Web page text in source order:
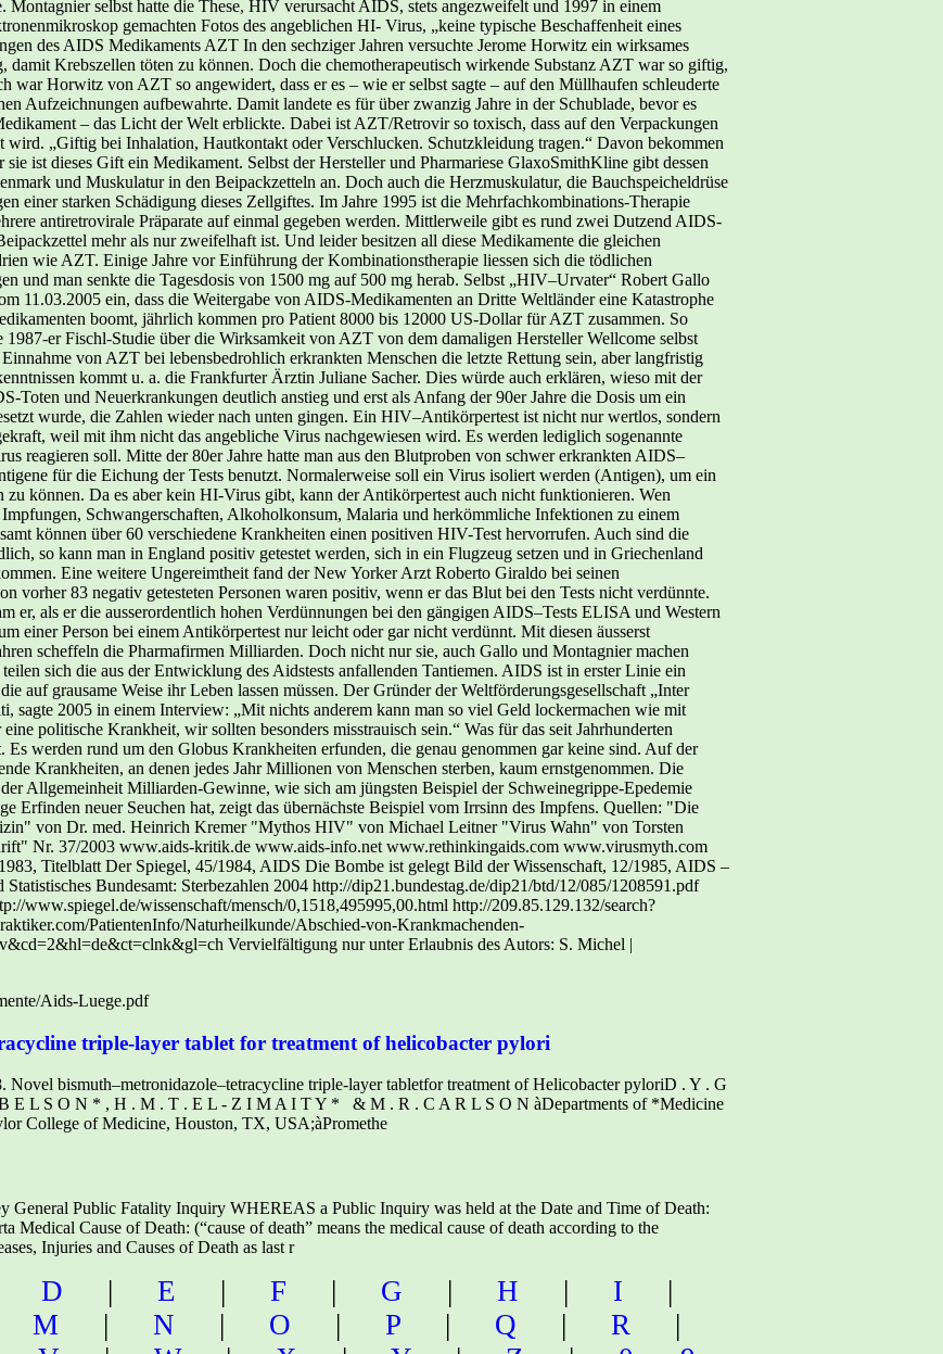
Aids-Luege.pdf
triple-layer tablet for treatment of helicobacter pylori
Novel bismuth–metronidazole–tetracycline triple-layer tabletfor treatment of Helicobacter pyloriD . Y . G
E L S O N * , H . M . T . E L - Z I M A I T Y * & M . R . C A R L S O N àDepartments of *Medicine
College of Medicine, Houston, TX, USA;àPromethe
General Public Fatality Inquiry WHEREAS a Public Inquiry was held at the Date and Time of Death:
Medical Cause of Death: (“cause of death” means the medical cause of death according to the
Injuries and Causes of Death as last r
D | E | F | G | H | I
|
M | N | O | P | Q | R
|